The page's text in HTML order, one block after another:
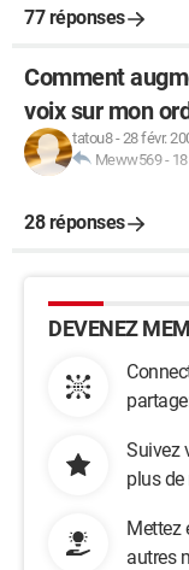
77 réponses
Comment
voix sur mon
tatou8-28 févr.
Meww569-
28 réponses
DEVENEZ
Suivez
plus de
Mettez
autres